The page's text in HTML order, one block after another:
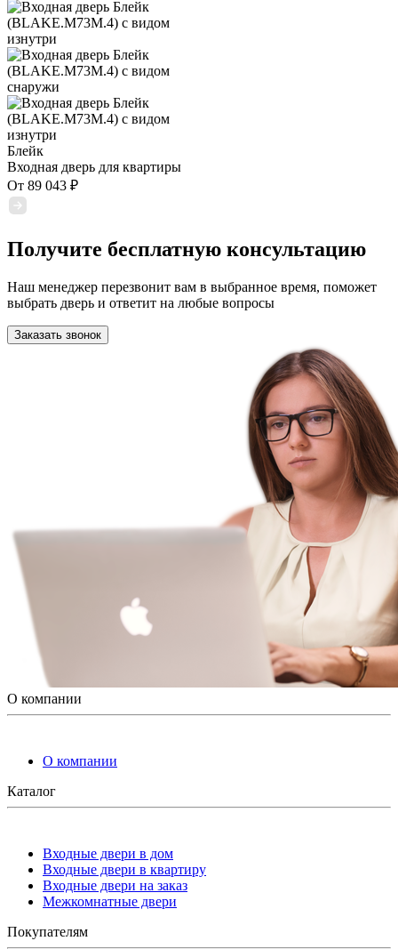
Блейк
Входная дверь для квартиры
От 89 043 ₽
Получите бесплатную консультацию
Наш менеджер перезвонит вам в выбранное время, поможет
выбрать дверь и ответит на любые вопросы
Заказать звонок
О компании
О компании
Каталог
Входные двери в дом
Входные двери в квартиру
Входные двери на заказ
Межкомнатные двери
Покупателям